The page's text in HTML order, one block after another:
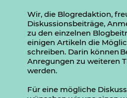
Wir, die Blogredaktion,
Diskussionsbeiträge,
zu den einzelnen
einigen Artikeln die
schreiben. Darin können
Anregungen zu weiteren
werden.
Für eine mögliche